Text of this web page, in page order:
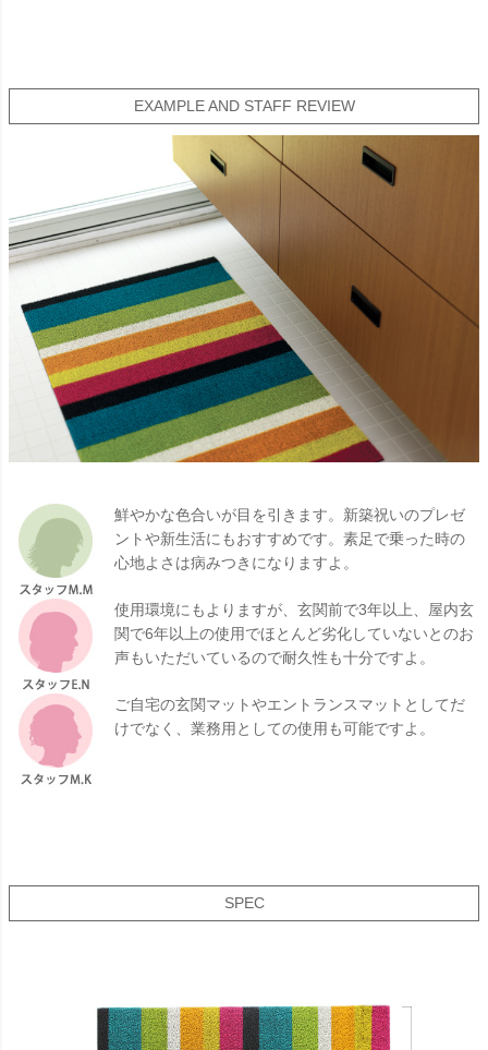
EXAMPLE AND STAFF REVIEW
鮮やかな色合いが目を引きます。新築祝いのプレゼ
ントや新生活にもおすすめです。素足で乗った時の
心地よさは病みつきになりますよ。
使用環境にもよりますが、玄関前で3年以上、屋内玄
関で6年以上の使用でほとんど劣化していないとのお
声もいただいているので耐久性も十分ですよ。
ご自宅の玄関マットやエントランスマットとしてだ
けでなく、業務用としての使用も可能ですよ。
SPEC